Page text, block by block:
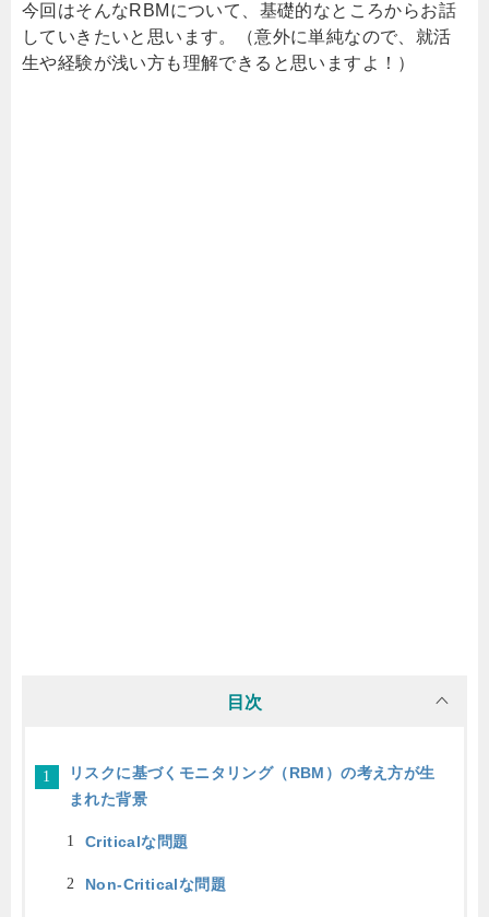
今回はそんなRBM について、基礎的なところからお話
していきたいと思います。（意外に単純なので、就活
生や経験が浅い方も理解できると思いますよ！）
目次
リスクに基づくモニタリング（RBM）の考え方が生
まれた背景
Criticalな問題
Non-Criticalな問題